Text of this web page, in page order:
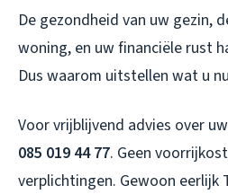
De gezondheid van uw gezin,
woning, en uw financiële rust
Dus waarom uitstellen wat u
Voor vrijblijvend advies over
085 019 44 77. Geen
verplichtingen. Gewoon eerlijk